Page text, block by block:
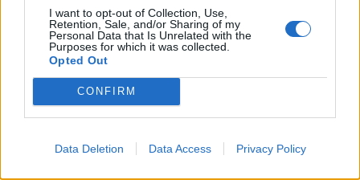
I want to opt-out of Collection, Use,
Retention, Sale, and/or Sharing of my
Personal Data that Is Unrelated with the
Purposes for which it was collected.
Opted Out
CONFIRM
Data Deletion Data Access Privacy Policy
regisztrációhoz kötött.
Az előfizetés a következőket tartalmazza:
Portfolio.hu teljes cikkarchívum
Kötéslisták: BÉT elmúlt 2 év napon belüli
kötéslistái